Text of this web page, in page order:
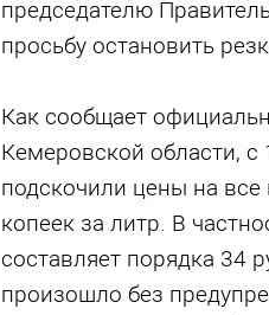
председателю
просьбу остановить
Как сообщает
Кемеровской области, с
подскочили цены на
копеек за литр. В
составляет порядка 34
произошло без